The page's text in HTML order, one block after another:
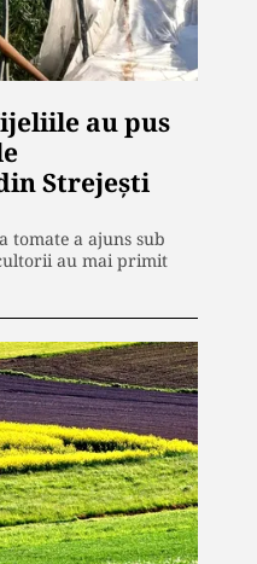
au pus
Strejești
tomate a ajuns sub
au mai primit